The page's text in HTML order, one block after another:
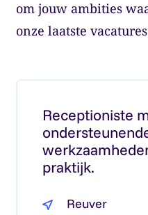
om jouw ambities
onze laatste
Receptioniste
praktijk.
Reuver